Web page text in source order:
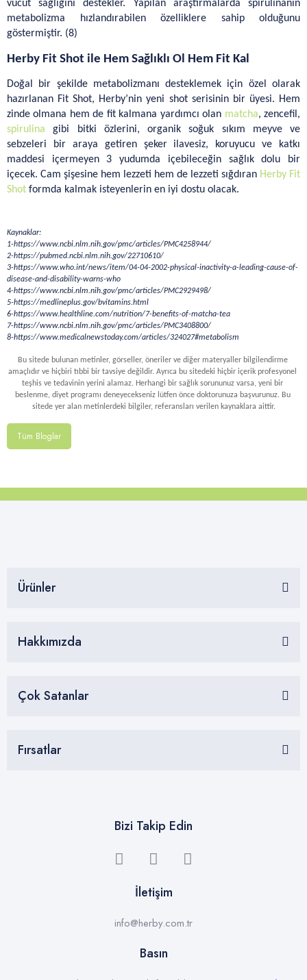
vücut sağlığını destekler. Yapılan araştırmalarda spirulinanın
metabolizma hızlandırabilen özelliklere sahip olduğunu
göstermiştir. (8)
Herby Fit Shot ile Hem Sağlıklı Ol Hem Fit Kal
Doğal bir şekilde metabolizmanı desteklemek için özel olarak
hazırlanan Fit Shot, Herby’nin yeni shot serisinin bir üyesi. Hem
zinde olmana hem de fit kalmana yardımcı olan matcha
spirulina gibi bitki özlerini, organik soğuk sıkım meyve ve
sebzeleri bir araya getiren şeker ilavesiz, koruyucu ve katkı
maddesi içermeyen 3 yudumda içebileceğin sağlık dolu bir
içecek. Cam şişesine hem lezzeti hem de lezzeti sığdıran Herby Fit
Shot formda kalmak isteyenlerin en iyi dostu olacak.
Kaynaklar:
1-https://www.ncbi.nlm.nih.gov/pmc/articles/PMC4258944/
2-https://pubmed.ncbi.nlm.nih.gov/22710610/
3-https://www.who.int/news/item/04-04-2002-physical-inactivity-a-leading-cause-of-
disease-and-disability-warns-who
4-https://www.ncbi.nlm.nih.gov/pmc/articles/PMC2929498/
5-https://medlineplus.gov/bvitamins.html
6-https://www.healthline.com/nutrition/7-benefits-of-matcha-tea
7-https://www.ncbi.nlm.nih.gov/pmc/articles/PMC3408800/
8-https://www.medicalnewstoday.com/articles/324027#metabolism
Bu sitede bulunan metinler, görseller, öneriler ve diğer materyaller bilgilendirme
amaçlıdır ve hiçbiri tıbbi bir tavsiye değildir. Ayrıca bu sitedeki hiçbir içerik profesyonel
teşhis ve tedavinin yerini alamaz. Herhangi bir sağlık sorununuz varsa, yeni bir
beslenme, diyet programı deneyecekseniz lütfen önce doktorunuza başvurunuz. Bu
sitede yer alan metinlerdeki bilgiler, referansları verilen kaynaklara aittir.
Tüm Bloglar
Ürünler
Hakkımızda
Çok Satanlar
Fırsatlar
Bizi Takip Edin
İletişim
info@herby.com.tr
Basın